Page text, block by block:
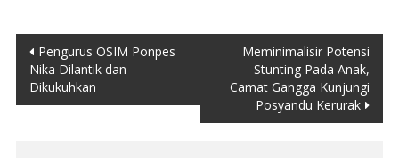
Post
navigation
Pengurus OSIM Ponpes
Nika Dilantik dan
Dikukuhkan
Meminimalisir Potensi
Stunting Pada Anak,
Camat Gangga Kunjungi
Posyandu Kerurak